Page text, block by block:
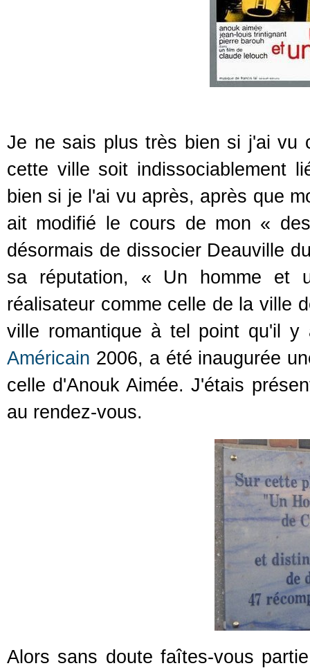
Je ne sais plus très bien si j'ai vu
cette ville soit indissociablement
bien si je l'ai vu après, après que
ait modifié le cours de mon «
désormais de dissocier Deauville
sa réputation, « Un homme et
réalisateur comme celle de la ville
ville romantique à tel point qu'il
Américain 2006, a été inaugurée
celle d'Anouk Aimée. J'étais
au rendez-vous.
Alors sans doute faîtes-vous